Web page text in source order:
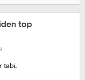
top
tabi.